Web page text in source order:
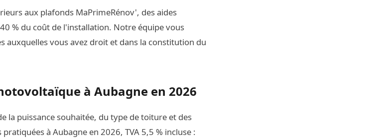
aux plafonds MaPrimeRénov', des aides
% du coût de l'installation. Notre équipe vous
auxquelles vous avez droit et dans la constitution du
à Aubagne en 2026
la puissance souhaitée, du type de toiture et des
à Aubagne en 2026, TVA 5,5 % incluse :